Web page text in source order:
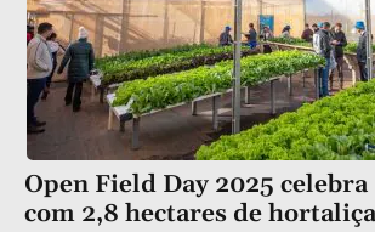
Open Field Day 2025 celebra
com 2,8 hectares de